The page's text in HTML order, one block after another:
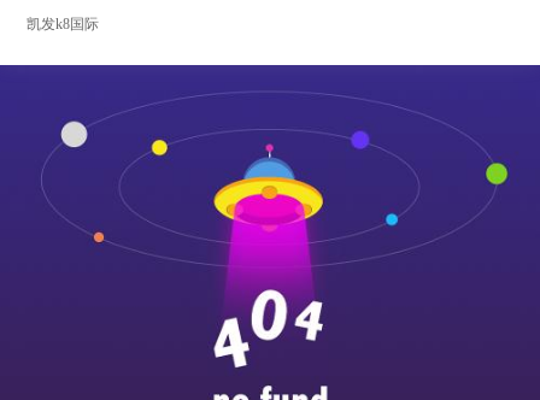
凯发k8国际